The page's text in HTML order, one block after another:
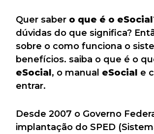
Quer saber o que é o eSocial
dúvidas do que significa?
sobre o como funciona o
benefícios. saiba o que é o
eSocial, o manual eSocial e
entrar.
Desde 2007 o Governo
implantação do SPED